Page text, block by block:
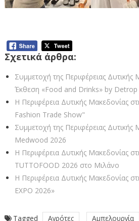
Σχετικά άρθρα:
Συμμετοχή της Περιφέρειας Δυτικής
Έκθεση «Food and Drinks» by Detrop
Η Περιφέρεια Δυτικής Μακεδονίας
Fashion Trade Show"
Συμμετοχή της Περιφέρειας
Medwood 2026
Η Περιφέρεια Δυτικής Μακεδονίας
TUTTOFOOD 2026 στο Μιλάνο
Η Περιφέρεια Δυτικής Μακεδονίας
EXPO 2026»
Tagged Αγρότες
Αμπελουργία